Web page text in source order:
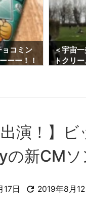
コミン
ーー！！
＜宇宙
トクリ
出演！】
新CMソ
17日  2019年8月12